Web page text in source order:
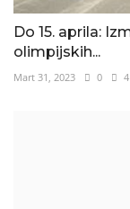
Do 15. aprila:
olimpijskih...
Mart 31, 2023 0